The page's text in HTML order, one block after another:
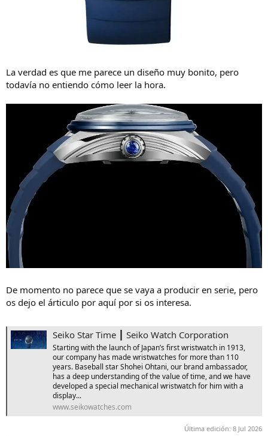
La verdad es que me parece un diseño muy bonito, pero
todavía no entiendo cómo leer la hora.
De momento no parece que se vaya a producir en serie, pero
os dejo el árticulo por aquí por si os interesa.
Seiko Star Time ┃ Seiko Watch Corporation
Starting with the launch of Japan’s first wristwatch in 1913,
our company has made wristwatches for more than 110
years. Baseball star Shohei Ohtani, our brand ambassador,
has a deep understanding of the value of time, and we have
developed a special mechanical wristwatch for him with a
display...
www.seikowatches.com
Última edición: 8 Jul 2026